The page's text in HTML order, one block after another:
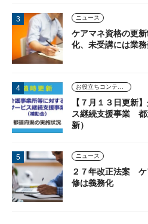
ニュース
ケアマネ資格の更
化、未受講には業
【７月１３日更新
ス継続支援事業 都
新）
ニュース
２７年改正法案
修は義務化